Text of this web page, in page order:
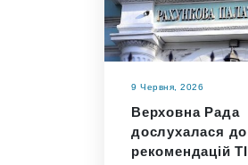
9 Червня, 2026
Верховна Рада
дослухалася до
рекомендацій TI